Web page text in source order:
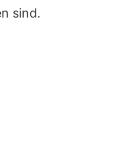
sind.